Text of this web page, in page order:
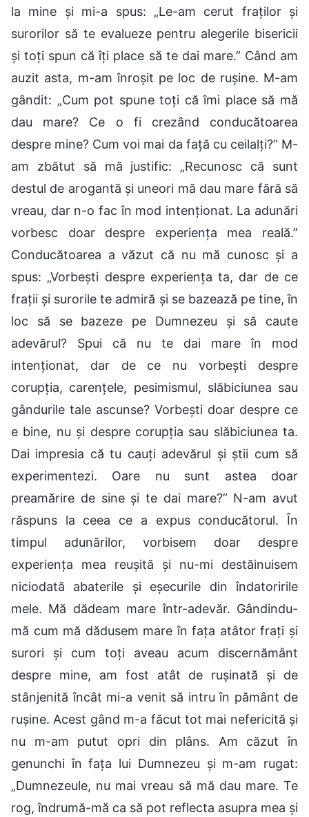
la mine și mi-a spus: „Le-am cerut fraților și
surorilor să te evalueze pentru alegerile bisericii
și toți spun că îți place să te dai mare.” Când am
auzit asta, m-am înroșit pe loc de rușine. M-am
gândit: „Cum pot spune toți că îmi place să mă
dau mare? Ce o fi crezând conducătoarea
despre mine? Cum voi mai da față cu ceilalți?” M-
am zbătut să mă justific: „Recunosc că sunt
destul de arogantă și uneori mă dau mare fără să
vreau, dar n-o fac în mod intenționat. La adunări
vorbesc doar despre experiența mea reală.”
Conducătoarea a văzut că nu mă cunosc și a
spus: „Vorbești despre experiența ta, dar de ce
frații și surorile te admiră și se bazează pe tine, în
loc să se bazeze pe Dumnezeu și să caute
adevărul? Spui că nu te dai mare în mod
intenționat, dar de ce nu vorbești despre
corupția, carențele, pesimismul, slăbiciunea sau
gândurile tale ascunse? Vorbești doar despre ce
e bine, nu și despre corupția sau slăbiciunea ta.
Dai impresia că tu cauți adevărul și știi cum să
experimentezi. Oare nu sunt astea doar
preamărire de sine și te dai mare?” N-am avut
răspuns la ceea ce a expus conducătorul. În
timpul adunărilor, vorbisem doar despre
experiența mea reușită și nu-mi destăinuisem
niciodată abaterile și eșecurile din îndatoririle
mele. Mă dădeam mare într-adevăr. Gândindu-
mă cum mă dădusem mare în fața atâtor frați și
surori și cum toți aveau acum discernământ
despre mine, am fost atât de rușinată și de
stânjenită încât mi-a venit să intru în pământ de
rușine. Acest gând m-a făcut tot mai nefericită și
nu m-am putut opri din plâns. Am căzut în
genunchi în fața lui Dumnezeu și m-am rugat:
„Dumnezeule, nu mai vreau să mă dau mare. Te
rog, îndrumă-mă ca să pot reflecta asupra mea și